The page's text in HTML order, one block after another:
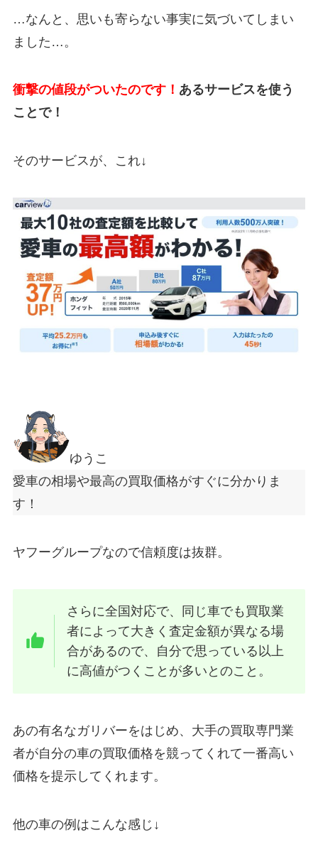
…なんと、思いも寄らない事実に気づいてしまい
ました…。
衝撃の値段がついたのです！ あるサービスを使う
ことで！
そのサービスが、これ↓
ゆうこ
愛車の相場や最高の買取価格がすぐに分かりま
す！
ヤフーグループなので信頼度は抜群。
さらに全国対応で、同じ車でも買取業
者によって大きく査定金額が異なる場
合があるので、 自分で思っている以上
に高値がつくことが多いとのこと。
あの有名なガリバーをはじめ、大手の買取専門業
者が自分の車の買取価格を競ってくれて一番高い
価格を提示してくれます。
他の車の例はこんな感じ↓